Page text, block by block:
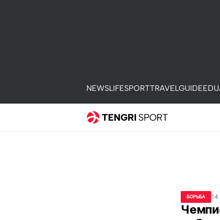
NEWSLIFESPORTTRAVELGUIDEEDU
БОРЬБА 14